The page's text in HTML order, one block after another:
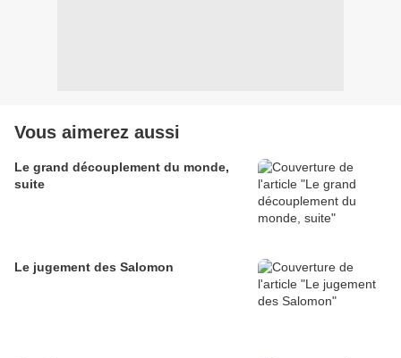
Vous aimerez aussi
Le grand découplement du monde,
suite
Le jugement des Salomon